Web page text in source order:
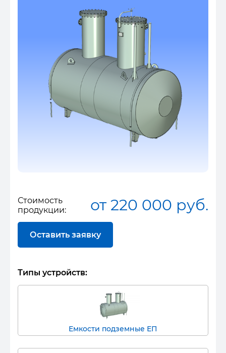
Стоимость
продукции:
от 220 000 руб.
Оставить заявку
Типы устройств:
Емкости подземные ЕП